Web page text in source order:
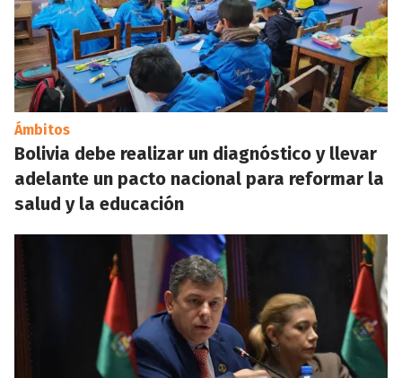
Ámbitos
Bolivia debe realizar un diagnóstico y llevar
adelante un pacto nacional para reformar la
salud y la educación